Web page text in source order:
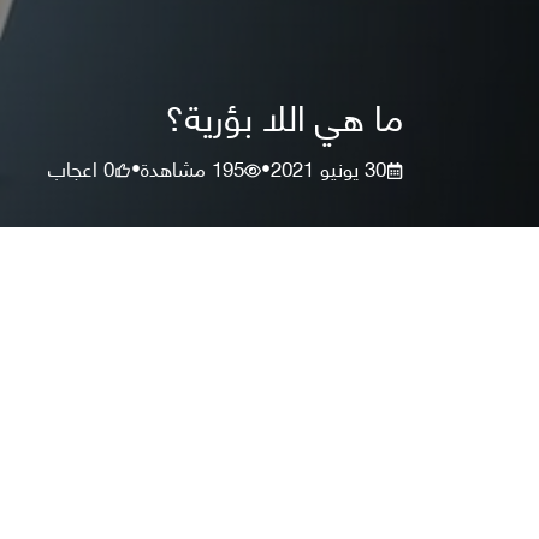
ما هي اللا بؤرية؟
30 يونيو 2021 •
195 مشاهدة•
0اعجاب